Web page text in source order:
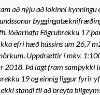
að nýju að lokinni kynningu
lóðarhafa Fögrubrekku 17
efri hæð hússins um 26,7
Uppdrættir í mkv.
2018. Þá lagt fram samþykki
19 og einnig liggur fyrir
standi til að breyta